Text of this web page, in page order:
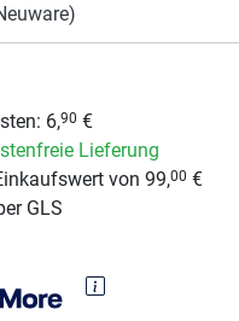
6,90 €
Lieferung
von 99,00 €
GLS